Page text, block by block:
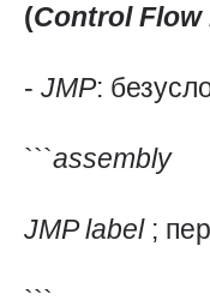
(ControlFlow
- JMP:
```assembly
JMPlabel ;